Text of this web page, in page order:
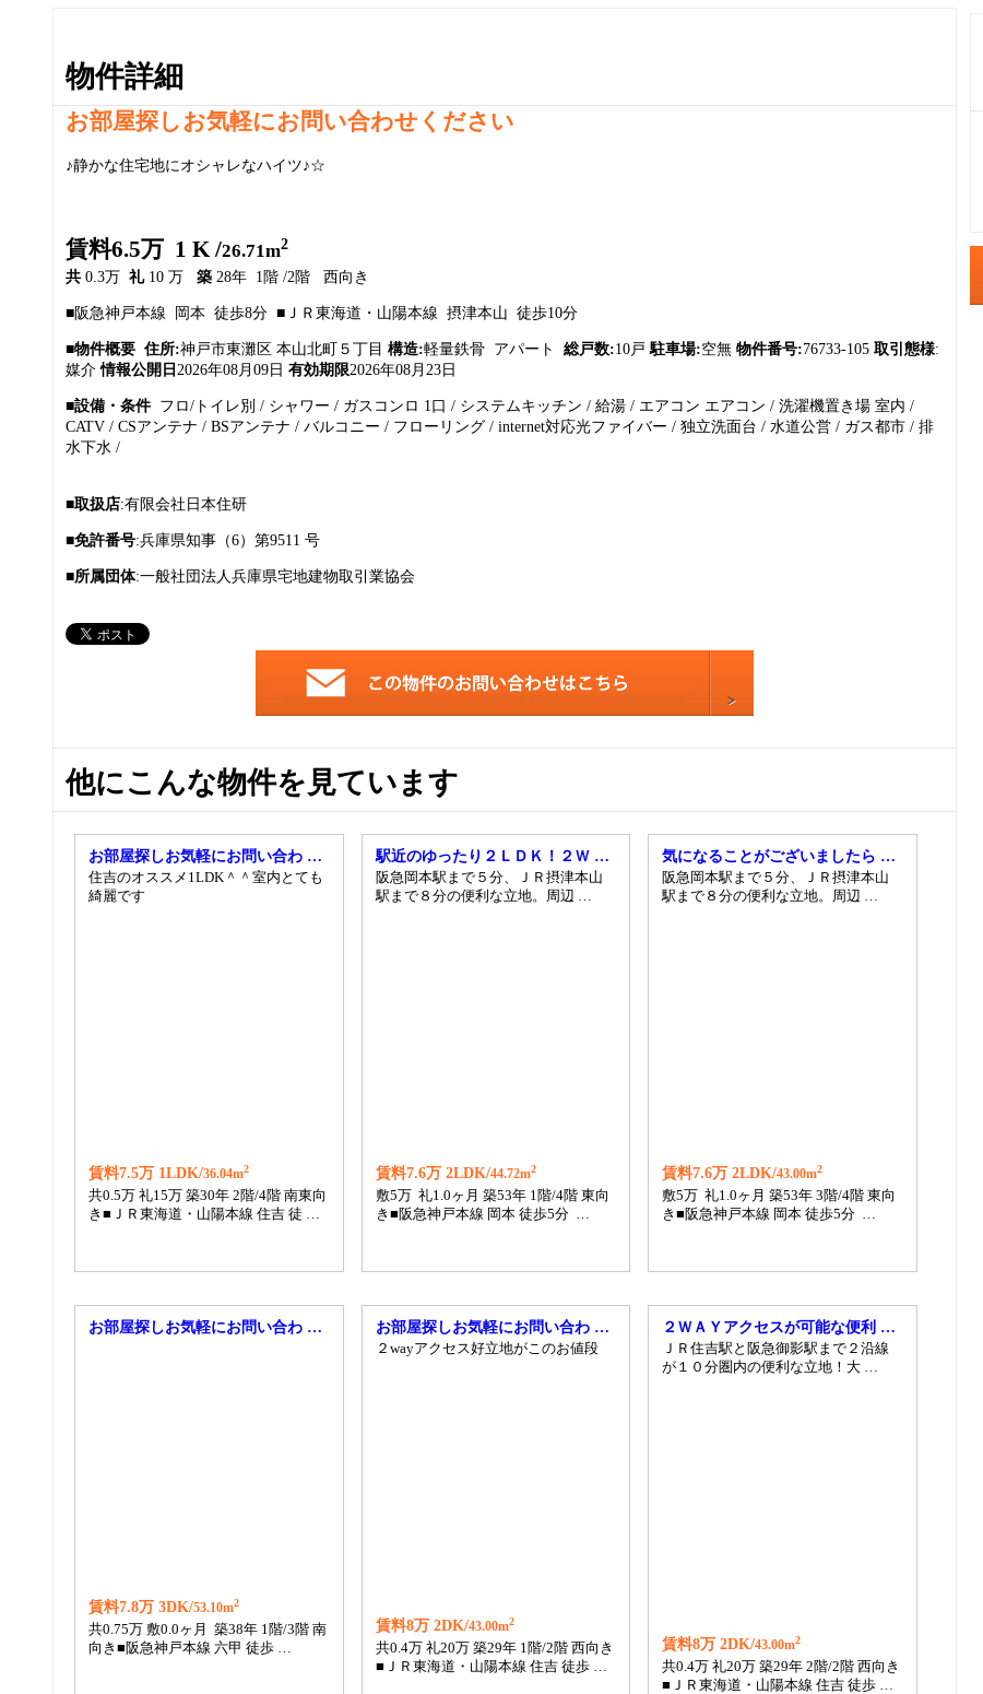
物件詳細
お部屋探しお気軽にお問い合わせください
♪静かな住宅地にオシャレなハイツ♪☆
4
6
16
賃料6.5万 1 K /26.71m2
共 0.3万 礼10 万 築 28年 1階 /2階 西向き
■阪急神戸本線 岡本 徒歩8分 ■ＪＲ東海道・山陽本線 摂津本山 徒歩10分
■物件概要 住所:神戸市東灘区 本山北町５丁目 構造:軽量鉄骨 アパート 総戸数:10戸 駐車場:空無 物件番号:76733-105 取引態様:
媒介情報公開日 2026年08月09日 有効期限2026年08月23日
■設備・条件フロ/トイレ別 / シャワー / ガスコンロ 1口 / システムキッチン / 給湯 / エアコン エアコン / 洗濯機置き場 室内 /
CATV / CSアンテナ / BSアンテナ / バルコニー / フローリング / internet対応光ファイバー / 独立洗面台 / 水道公営 / ガス都市 / 排
水下水 /
■取扱店:有限会社日本住研
■免許番号:兵庫県知事（6）第9511 号
■所属団体:一般社団法人兵庫県宅地建物取引業協会
他にこんな物件を見ています
お部屋探しお気軽にお問い合わ …
住吉のオススメ1LDK＾＾室内とても
綺麗です
賃料7.5万 1LDK/36.04m2
共0.5万 礼15万 築30年 2階/4階 南東向
き■ＪＲ東海道・山陽本線 住吉 徒 …
駅近のゆったり２ＬＤＫ！２Ｗ …
阪急岡本駅まで５分、ＪＲ摂津本山
駅まで８分の便利な立地。周辺 …
賃料7.6万 2LDK/44.72m2
敷5万 礼1.0ヶ月 築53年 1階/4階 東向
き■阪急神戸本線 岡本 徒歩5分 …
気になることがございましたら …
阪急岡本駅まで５分、ＪＲ摂津本山
駅まで８分の便利な立地。周辺 …
賃料7.6万 2LDK/43.00m2
敷5万 礼1.0ヶ月 築53年 3階/4階 東向
き■阪急神戸本線 岡本 徒歩5分 …
お部屋探しお気軽にお問い合わ …
賃料7.8万 3DK/53.10m2
共0.75万 敷0.0ヶ月 築38年 1階/3階 南
向き■阪急神戸本線 六甲 徒歩 …
お部屋探しお気軽にお問い合わ …
２wayアクセス好立地がこのお値段
賃料8万 2DK/43.00m2
共0.4万 礼20万 築29年 1階/2階 西向き
■ＪＲ東海道・山陽本線 住吉 徒歩 …
２ＷＡＹアクセスが可能な便利 …
ＪＲ住吉駅と阪急御影駅まで２沿線
が１０分圏内の便利な立地！大 …
賃料8万 2DK/43.00m2
共0.4万 礼20万 築29年 2階/2階 西向き
■ＪＲ東海道・山陽本線 住吉 徒歩 …